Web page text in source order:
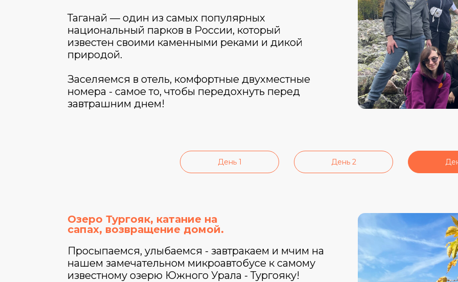
Таганай — один из самых популярных
национальный парков в России, который
известен своими каменными реками и дикой
природой.
Заселяемся в отель, комфортные двухместные
номера - самое то, чтобы передохнуть перед
завтрашним днем!
Просыпаемся, улыбаемся - завтракаем и мчим на
нашем замечательном микроавтобусе к самому
известному озерю Южного Урала - Тургояку!
Озеро Тургояк, катание на
сапах, возвращение домой.
День 1 День 2